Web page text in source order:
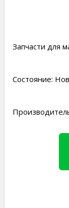
Запчасти для
Состояние: